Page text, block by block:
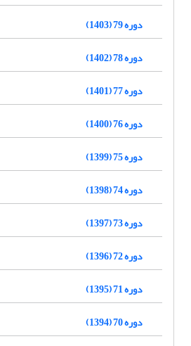
دوره 79 (1403)
دوره 78 (1402)
دوره 77 (1401)
دوره 76 (1400)
دوره 75 (1399)
دوره 74 (1398)
دوره 73 (1397)
دوره 72 (1396)
دوره 71 (1395)
دوره 70 (1394)